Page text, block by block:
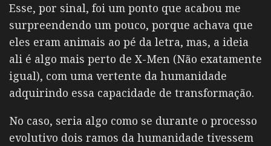
Esse, por sinal, foi um ponto que acabou me
surpreendendo um pouco, porque achava que
eles eram animais ao pé da letra, mas, a ideia
ali é algo mais perto de X-Men (Não exatamente
igual), com uma vertente da humanidade
adquirindo essa capacidade de transformação.
No caso, seria algo como se durante o processo
evolutivo dois ramos da humanidade tivessem